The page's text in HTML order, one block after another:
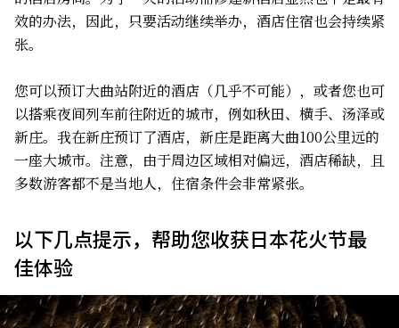
效的办法，因此，只要活动继续举办，酒店住宿也会持续紧
张。
您可以预订大曲站附近的酒店（几乎不可能），或者您也可
以搭乘夜间列车前往附近的城市，例如秋田、横手、汤泽或
新庄。我在新庄预订了酒店，新庄是距离大曲100公里远的
一座大城市。注意，由于周边区域相对偏远，酒店稀缺，且
多数游客都不是当地人，住宿条件会非常紧张。
以下几点提示，帮助您收获日本花火节最
佳体验